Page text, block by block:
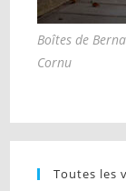
Boîtes de
Cornu
Toutes les